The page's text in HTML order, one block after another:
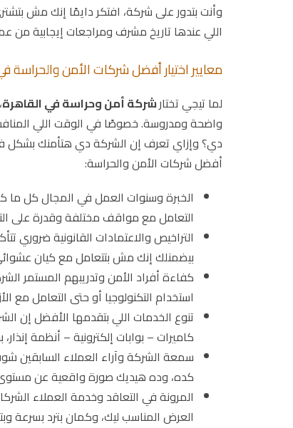
وأنت بتدور على شركة، افتكر دايمًا إنك مش
اللي عندها تاريخ مشرف ومراجعات إيجابية من
معايير اختيار أفضل شركات الأمن والحراسة
لما تيجي تختارشركة أمن وحراسة في القاهرة
واضحة ومدروسة. خصوصًا في الوقت اللي
دي؟ وإزاي تعرف إن الشركة دي هتأمنك بشكل
أفضل شركات الأمن والحراسة:
الخبرة وسنوات العمل في المجال كل ما
التعامل مع مواقف مختلفة وقدرة على
التراخيص والاعتمادات القانونية
بيضمنلك إنك مش بتتعامل مع كيان
كفاءة أفراد الأمن وتدريبهم المستمر
استخدام التكنولوجيا أو حتى التعامل مع
تنوع الخدمات اللي بتقدمها الأفضل إن
كاميرات – بوابات إلكترونية – أنظمة
سمعة الشركة وآراء العملاء السابقين
كده، وده هيديك صورة واقعية عن
المرونة في التعاقد وخدمة العملاء
العرض المناسب ليك، وكمان بترد بسرعة